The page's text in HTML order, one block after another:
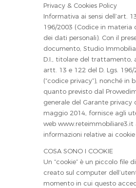
Privacy & Cookies Policy
Informativa ai sensi dell’art.
196/2003 (Codice in materia
dei dati personali). Con il
documento, Studio
D.I., titolare del trattamento,
artt. 13 e 122 del D. Lgs. 196/
(“codice privacy”), nonché in
quanto previsto dal
generale del Garante privacy
maggio 2014, fornisce agli
web www.reteimmobiliare3.it
informazioni relative ai
COSA SONO I COOKIE
Un “cookie” è un piccolo file
creato sul computer
momento in cui questo